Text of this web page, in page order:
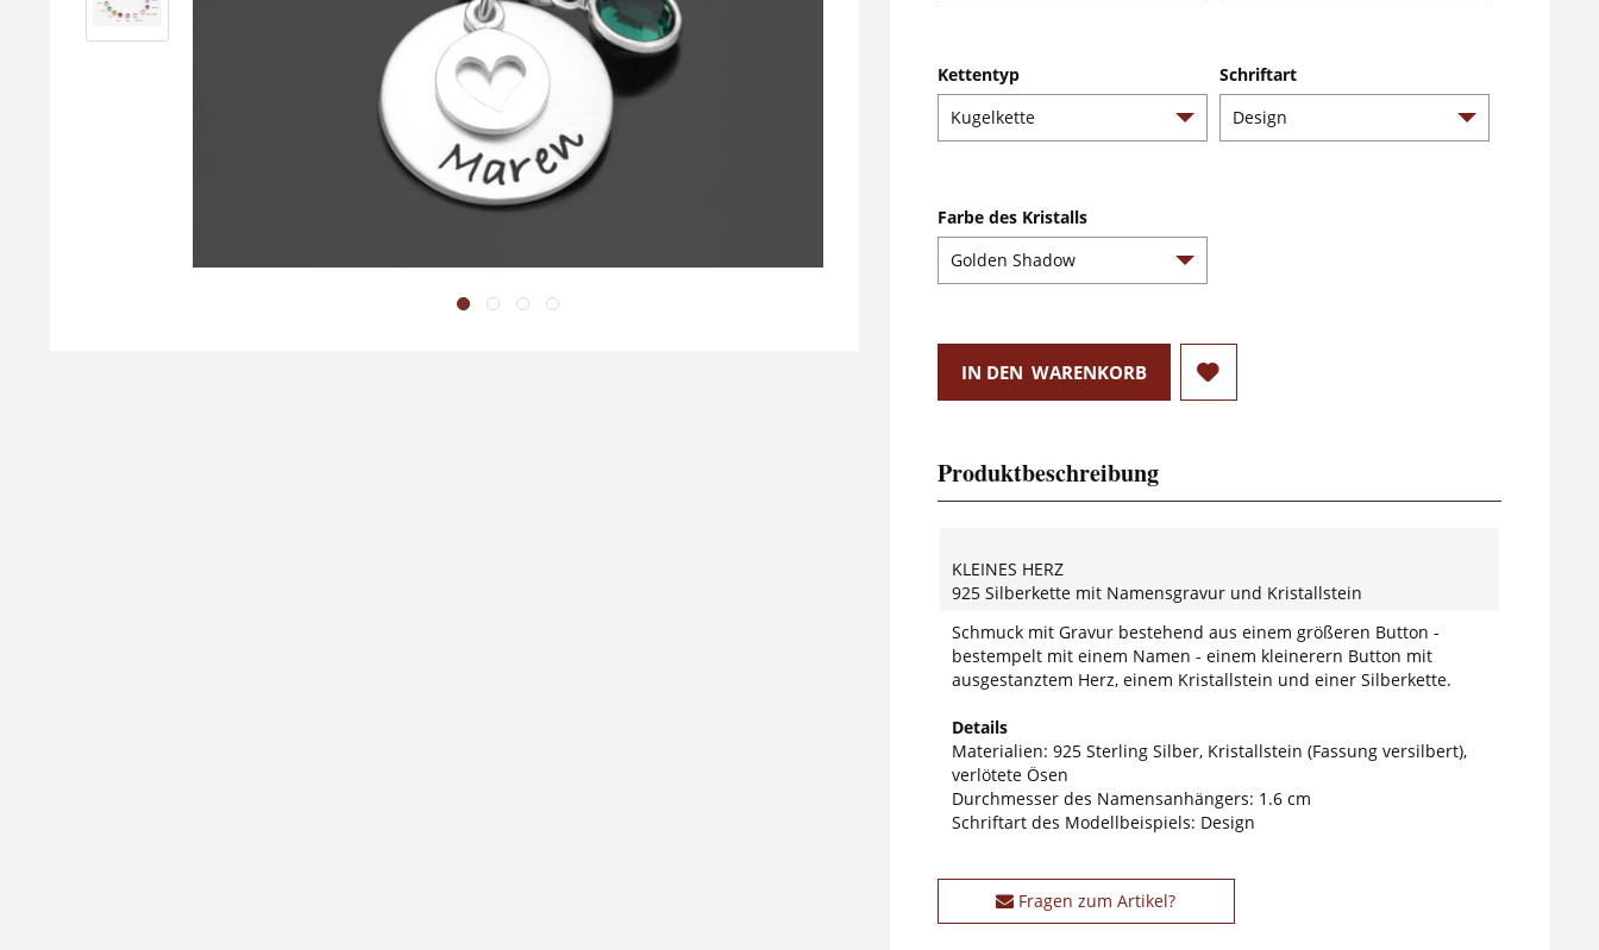
Kettentyp Schriftart
Farbe des Kristalls
IN DEN WARENKORB
Produktbeschreibung
KLEINES HERZ
925 Silberkette mit Namensgravur und Kristallstein
Schmuck mit Gravur bestehend aus einem größeren Button -
bestempelt mit einem Namen - einem kleinerern Button mit
ausgestanztem Herz, einem Kristallstein und einer Silberkette.
Details
Materialien: 925 Sterling Silber, Kristallstein (Fassung versilbert),
verlötete Ösen
Durchmesser des Namensanhängers: 1.6 cm
Schriftart des Modellbeispiels: Design
Fragen zum Artikel?